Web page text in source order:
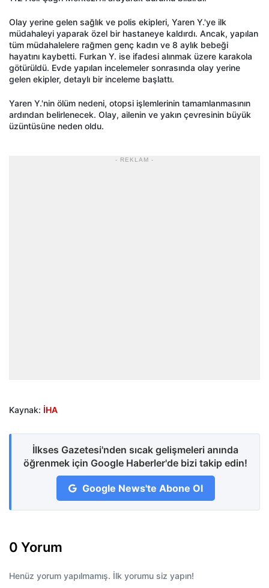
Olay yerine gelen sağlık ve polis ekipleri, Yaren Y.'ye ilk
müdahaleyi yaparak özel bir hastaneye kaldırdı. Ancak, yapılan
tüm müdahalelere rağmen genç kadın ve 8 aylık bebeği
hayatını kaybetti. Furkan Y. ise ifadesi alınmak üzere karakola
götürüldü. Evde yapılan incelemeler sonrasında olay yerine
gelen ekipler, detaylı bir inceleme başlattı.
Yaren Y.'nin ölüm nedeni, otopsi işlemlerinin tamamlanmasının
ardından belirlenecek. Olay, ailenin ve yakın çevresinin büyük
üzüntüsüne neden oldu.
- REKLAM -
Kaynak: İHA
İlkses Gazetesi'nden sıcak gelişmeleri anında
öğrenmek için Google Haberler'de bizi takip edin!
Google News'te Abone Ol
0 Yorum
Henüz yorum yapılmamış. İlk yorumu siz yapın!